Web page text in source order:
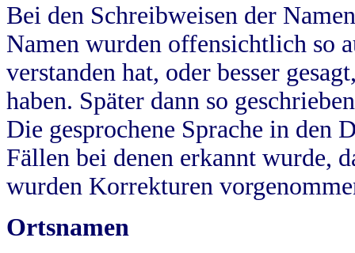
Bei den Schreibweisen der
Namen wurden offensichtlich so
verstanden hat, oder besser
haben. Später dann so
Die gesprochene Sprache in
Fällen bei denen erkannt wurde,
wurden Korrekturen
Ortsnamen